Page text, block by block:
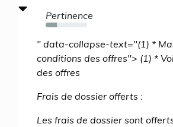
Pertinence
27%
" data-collapse-text="(1) *
conditions des offres"> (1) *
des offres
Frais de dossier offerts :
Les frais de dossier sont